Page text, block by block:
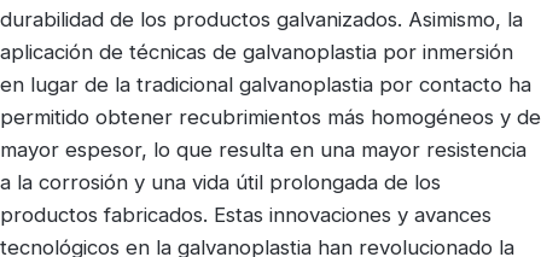
durabilidad de los productos galvanizados. Asimismo, la
aplicación de técnicas de galvanoplastia por inmersión
en lugar de la tradicional galvanoplastia por contacto ha
permitido obtener recubrimientos más homogéneos y de
mayor espesor, lo que resulta en una mayor resistencia
a la corrosión y una vida útil prolongada de los
productos fabricados. Estas innovaciones y avances
tecnológicos en la galvanoplastia han revolucionado la